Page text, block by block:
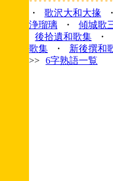
・
歌沢大和大掾 ・
浄瑠璃
・ 傾城歌
後拾遺和歌集
・
歌集
・
新後撰和
>> 6字熟語一覧